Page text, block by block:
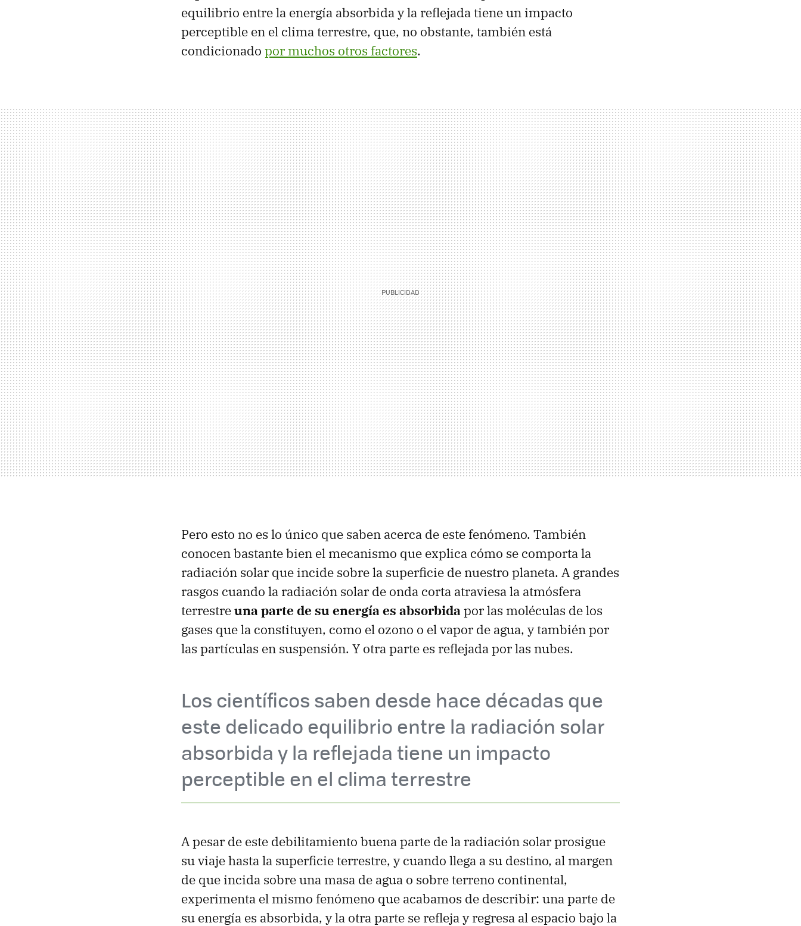
equilibrio entre la energía absorbida y la reflejada tiene un impacto
perceptible en el clima terrestre, que, no obstante, también está
condicionado por muchos otros factores.
Pero esto no es lo único que saben acerca de este fenómeno. También
conocen bastante bien el mecanismo que explica cómo se comporta la
radiación solar que incide sobre la superficie de nuestro planeta. A grandes
rasgos cuando la radiación solar de onda corta atraviesa la atmósfera
terrestreuna parte de su energía es absorbida por las moléculas de los
gases que la constituyen, como el ozono o el vapor de agua, y también por
las partículas en suspensión. Y otra parte es reflejada por las nubes.
Los científicos saben desde hace décadas que
este delicado equilibrio entre la radiación solar
absorbida y la reflejada tiene un impacto
perceptible en el clima terrestre
A pesar de este debilitamiento buena parte de la radiación solar prosigue
su viaje hasta la superficie terrestre, y cuando llega a su destino, al margen
de que incida sobre una masa de agua o sobre terreno continental,
experimenta el mismo fenómeno que acabamos de describir: una parte de
su energía es absorbida, y la otra parte se refleja y regresa al espacio bajo la